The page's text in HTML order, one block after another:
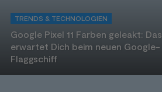
TRENDS & TECHNOLOGIEN
Google Pixel 11 Farben geleakt: Das
erwartet Dich beim neuen Google-
Flaggschiff